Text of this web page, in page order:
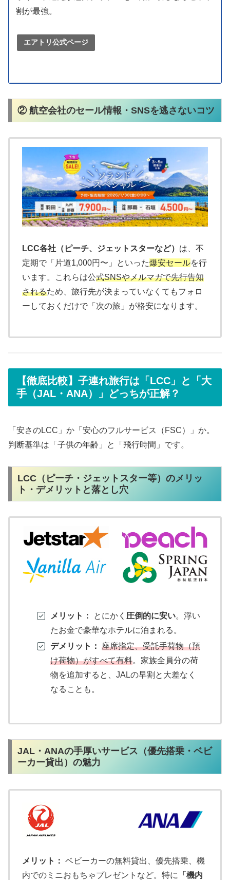
割が最強。
エアトリ公式ページ
② 航空会社のセール情報・SNSを逃さないコツ
LCC各社（ピーチ、ジェットスターなど） は、不
定期で「片道1,000円〜」といった爆安セールを行
います。これらは公式SNSやメルマガで先行告知
されるため、旅行先が決まっていなくてもフォロ
ーしておくだけで「次の旅」が格安になります。
【徹底比較】子連れ旅行は「LCC」と「大
手（JAL・ANA）」どっちが正解？
「安さのLCC」か「安心のフルサービス（FSC）」か。
判断基準は「子供の年齢」と「飛行時間」です。
LCC（ピーチ・ジェットスター等）のメリッ
ト・デメリットと落とし穴
メリット： とにかく 圧倒的に安い。浮い
たお金で豪華なホテルに泊まれる。
デメリット： 座席指定、受託手荷物（預
け荷物）がすべて有料。家族全員分の荷
物を追加すると、JALの早割と大差なく
なることも。
JAL・ANAの手厚いサービス（優先搭乗・ベビ
ーカー貸出）の魅力
メリット： ベビーカーの無料貸出、優先搭乗、機
内でのミニおもちゃプレゼントなど。特に
「機内